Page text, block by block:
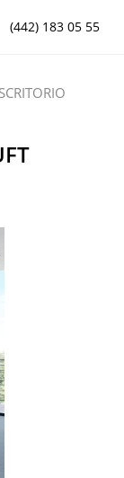
(442) 183 05 55